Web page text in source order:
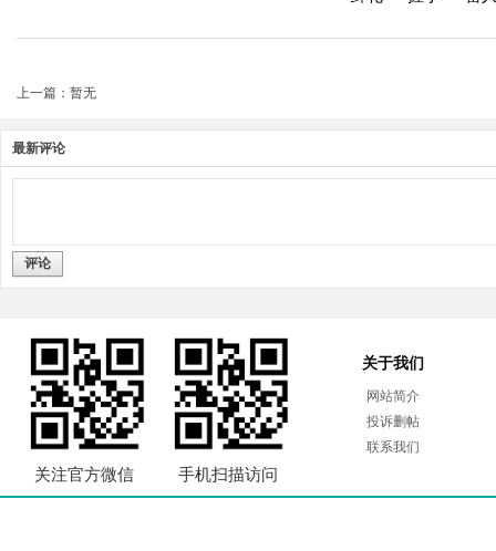
上一篇：暂无
最新评论
评论
关注官方微信 手机扫描访问
关于我们
网站简介
投诉删帖
联系我们